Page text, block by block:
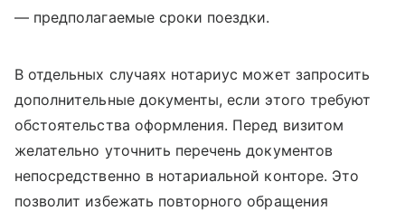
— предполагаемые сроки поездки.
В отдельных случаях нотариус может запросить
дополнительные документы, если этого требуют
обстоятельства оформления. Перед визитом
желательно уточнить перечень документов
непосредственно в нотариальной конторе. Это
позволит избежать повторного обращения